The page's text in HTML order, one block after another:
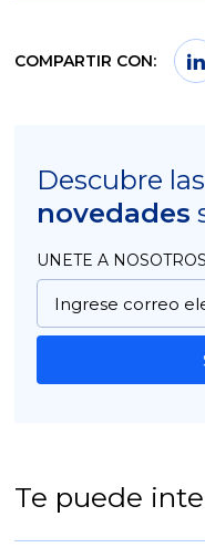
COMPARTIR CON:
Descubre las
novedades
UNETE A NOSOTROS
Te puede